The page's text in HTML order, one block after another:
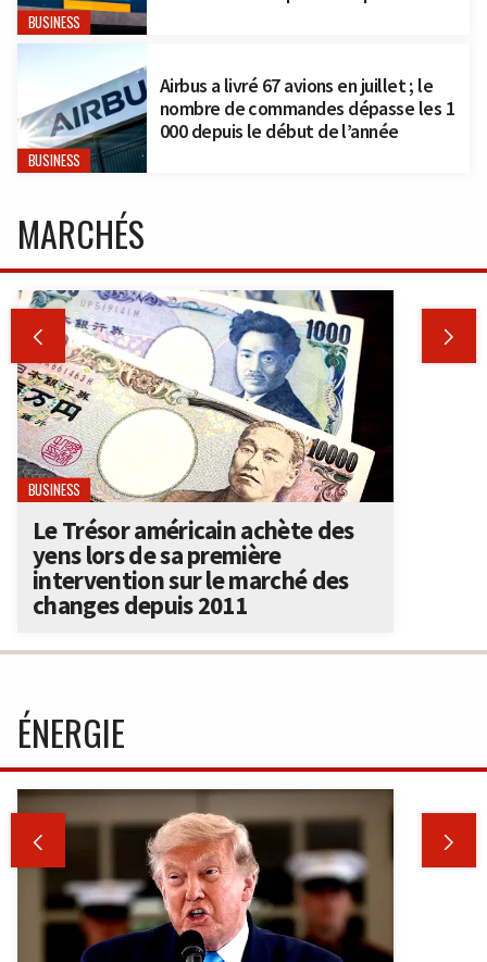
BUSINESS
BUSINESS
Airbus a livré 67 avions en juillet ; le
nombre de commandes dépasse les 1
000 depuis le début de l’année
MARCHÉS
 
BUSINESS
Le Trésor américain achète des
yens lors de sa première
intervention sur le marché des
changes depuis 2011
ÉNERGIE
 